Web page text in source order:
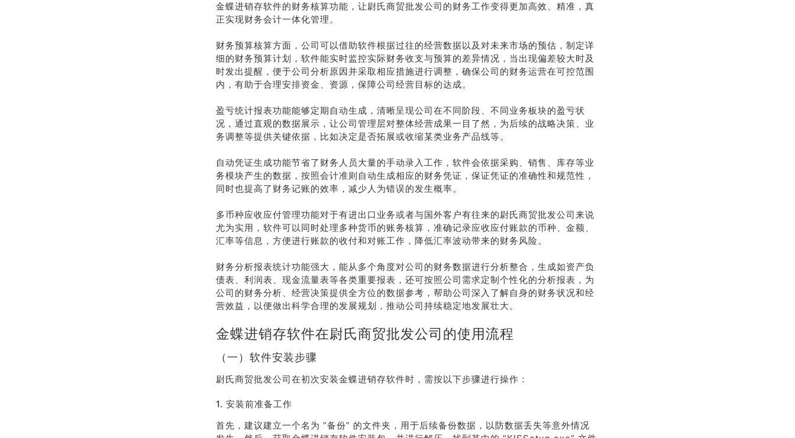
金蝶进销存软件的财务核算功能，让尉氏商贸批发公司的财务工作变得更加高效、精准，真
正实现财务会计一体化管理。
财务预算核算方面，公司可以借助软件根据过往的经营数据以及对未来市场的预估，制定详
细的财务预算计划，软件能实时监控实际财务收支与预算的差异情况，当出现偏差较大时及
时发出提醒，便于公司分析原因并采取相应措施进行调整，确保公司的财务运营在可控范围
内，有助于合理安排资金、资源，保障公司经营目标的达成。
盈亏统计报表功能能够定期自动生成，清晰呈现公司在不同阶段、不同业务板块的盈亏状
况，通过直观的数据展示，让公司管理层对整体经营成果一目了然，为后续的战略决策、业
务调整等提供关键依据，比如决定是否拓展或收缩某类业务产品线等。
自动凭证生成功能节省了财务人员大量的手动录入工作，软件会依据采购、销售、库存等业
务模块产生的数据，按照会计准则自动生成相应的财务凭证，保证凭证的准确性和规范性，
同时也提高了财务记账的效率，减少人为错误的发生概率。
多币种应收应付管理功能对于有进出口业务或者与国外客户有往来的尉氏商贸批发公司来说
尤为实用，软件可以同时处理多种货币的账务核算，准确记录应收应付账款的币种、金额、
汇率等信息，方便进行账款的收付和对账工作，降低汇率波动带来的财务风险。
财务分析报表统计功能强大，能从多个角度对公司的财务数据进行分析整合，生成如资产负
债表、利润表、现金流量表等各类重要报表，还可按照公司需求定制个性化的分析报表，为
公司的财务分析、经营决策提供全方位的数据参考，帮助公司深入了解自身的财务状况和经
营效益，以便做出科学合理的发展规划，推动公司持续稳定地发展壮大。
金蝶进销存软件在尉氏商贸批发公司的使用流程
（一）软件安装步骤
尉氏商贸批发公司在初次安装金蝶进销存软件时，需按以下步骤进行操作：
1. 安装前准备工作
首先，建议建立一个名为 “备份” 的文件夹，用于后续备份数据，以防数据丢失等意外情况